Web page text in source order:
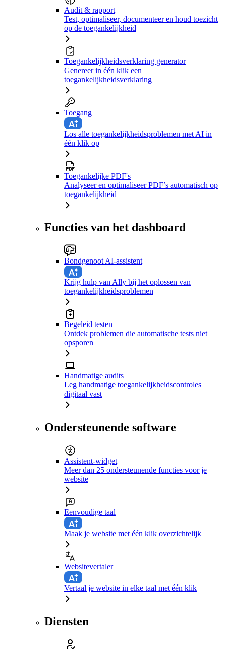
Audit & rapport
Test, optimaliseer, documenteer en houd toezicht
op de toegankelijkheid
Toegankelijkheidsverklaring generator
Genereer in één klik een
toegankelijkheidsverklaring
Toegang
Los alle toegankelijkheidsproblemen met AI in
één klik op
Toegankelijke PDF's
Analyseer en optimaliseer PDF’s automatisch op
toegankelijkheid
Functies van het dashboard
Bondgenoot AI-assistent
Krijg hulp van Ally bij het oplossen van
toegankelijkheidsproblemen
Begeleid testen
Ontdek problemen die automatische tests niet
opsporen
Handmatige audits
Leg handmatige toegankelijkheidscontroles
digitaal vast
Ondersteunende software
Assistent-widget
Meer dan 25 ondersteunende functies voor je
website
Eenvoudige taal
Maak je website met één klik overzichtelijk
Websitevertaler
Vertaal je website in elke taal met één klik
Diensten